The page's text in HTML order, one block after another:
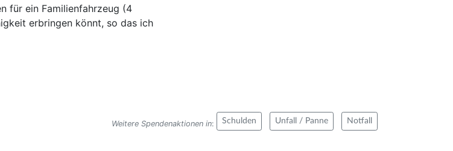
für ein Familienfahrzeug (4
erbringen könnt, so das ich
Weitere Spendenaktionen in: Schulden Unfall / Panne Notfall